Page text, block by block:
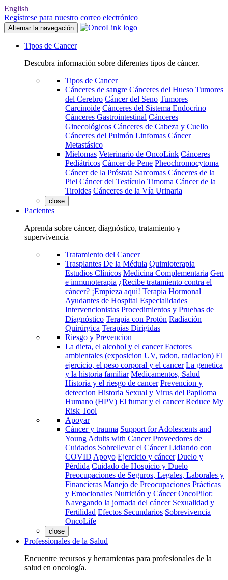
English
Regístrese para nuestro correo electrónico
Alternar la navegación
Tipos de Cancer
Descubra información sobre diferentes tipos de cáncer.
Tipos de Cancer
Cánceres de sangre Cánceres del Hueso Tumores
del Cerebro Cáncer del Seno Tumores
Carcinoide Cánceres del Sistema Endocrino
Cánceres Gastrointestinal Cánceres
Ginecológicos Cánceres de Cabeza y Cuello
Cánceres del Pulmón Linfomas Cáncer
Metastásico
Mielomas Veterinario de OncoLink Cánceres
Pediátricos Cáncer de Pene Pheochromocytoma
Cáncer de la Próstata Sarcomas Cánceres de la
Piel Cáncer del Testículo Timoma Cáncer de la
Tiroides Cánceres de la Vía Urinaria
close
Pacientes
Aprenda sobre cáncer, diagnóstico, tratamiento y
supervivencia
Tratamiento del Cancer
Trasplantes De la Médula Quimioterapia
Estudios Clínicos Medicina Complementaria Gen
e inmunoterapia ¿Recibe tratamiento contra el
cáncer? ¡Empieza aqui! Terapia Hormonal
Ayudantes de Hospital Especialidades
Intervencionistas Procedimientos y Pruebas de
Diagnóstico Terapia con Protón Radiación
Quirúrgica Terapias Dirigidas
Riesgo y Prevencion
La dieta, el alcohol y el cancer Factores
ambientales (exposicion UV, radon, radiacion) El
ejercicio, el peso corporal y el cancer La genetica
y la historia familiar Medicamentos, Salud
Historia y el riesgo de cancer Prevencion y
deteccion Historia Sexual y Virus del Papiloma
Humano (HPV) El fumar y el cancer Reduce My
Risk Tool
Apoyar
Cáncer y trauma Support for Adolescents and
Young Adults with Cancer Proveedores de
Cuidados Sobrellevar el Cáncer Lidiando con
COVID Apoyo Ejercicio y cáncer Duelo y
Pérdida Cuidado de Hospicio y Duelo
Preocupaciones de Seguros, Legales, Laborales y
Financieras Manejo de Preocupaciones Prácticas
y Emocionales Nutrición y Cáncer OncoPilot:
Navegando la jornada del cáncer Sexualidad y
Fertilidad Efectos Secundarios Sobrevivencia
OncoLife
close
Professionales de la Salud
Encuentre recursos y herramientas para profesionales de la
salud en oncología.